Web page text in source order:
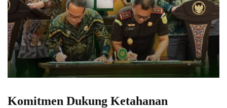
Komitmen Dukung Ketahanan